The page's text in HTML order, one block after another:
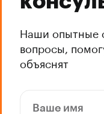
Наши опытные
вопросы,
объяснят